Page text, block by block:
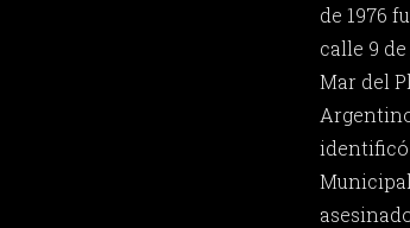
de 1976
calle 9
Mar del
identificó